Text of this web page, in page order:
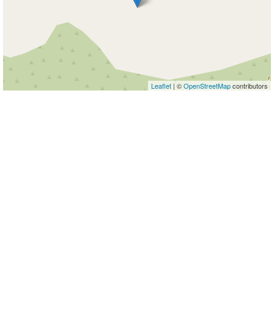
Leaflet | ©OpenStreetMapcontributors